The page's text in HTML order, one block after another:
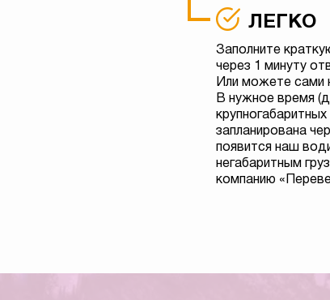
ЛЕГКО
Заполните
через 1 минуту
Или можете сами
В нужное время
запланирована
появится наш
негабаритным
компанию